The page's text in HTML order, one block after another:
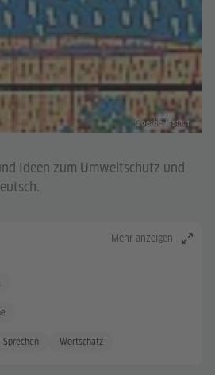
Goethe-Institut
Ideen zum Umweltschutz und
Mehr anzeigen
+
Sprachkenntnisse
Sprechen Wortschatz